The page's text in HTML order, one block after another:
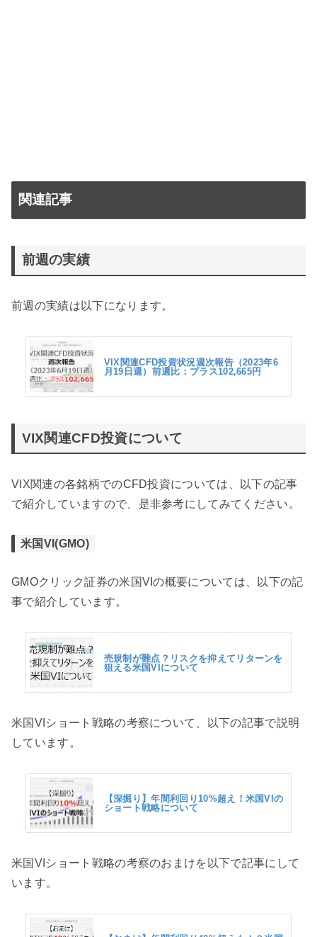
関連記事
前週の実績
前週の実績は以下になります。
VIX関連CFD投資状況週次報告（2023年6
月19日週）前週比：プラス102,665円
VIX関連CFD投資について
VIX関連の各銘柄でのCFD投資については、以下の記事
で紹介していますので、是非参考にしてみてください。
米国VI(GMO)
GMOクリック証券の米国VIの概要については、以下の記
事で紹介しています。
売規制が難点？リスクを抑えてリターンを
狙える米国VIについて
米国VIショート戦略の考察について、以下の記事で説明
しています。
【深掘り】年間利回り10%超え！米国VIの
ショート戦略について
米国VIショート戦略の考察のおまけを以下で記事にして
います。